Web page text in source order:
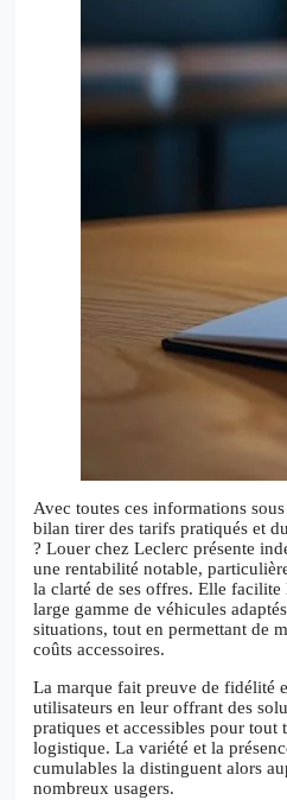
Avec toutes ces informations
bilan tirer des tarifs pratiqués et
? Louer chez Leclerc présente
une rentabilité notable,
la clarté de ses offres. Elle facilite
large gamme de véhicules
situations, tout en permettant de
coûts accessoires.
La marque fait preuve de fidélité
utilisateurs en leur offrant des
pratiques et accessibles pour tout
logistique. La variété et la
cumulables la distinguent alors
nombreux usagers.